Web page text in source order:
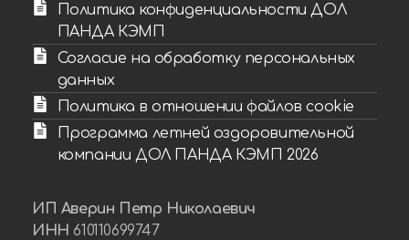
Политика конфиденциальности ДОЛ
ПАНДА КЭМП
Согласие на обработку персональных
данных
Политика в отношении файлов cookie
Программа летней оздоровительной
компании ДОЛ ПАНДА КЭМП 2026
ИП Аверин Петр Николаевич
ИНН 610110699747